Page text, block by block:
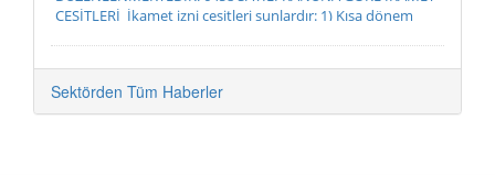
ÇEŞİTLERİ İkamet izni çeşitleri şunlardır: 1) Kısa dönem
Sektörden Tüm Haberler